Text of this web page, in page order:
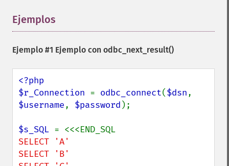
Ejemplos
Ejemplo #1 Ejemplo con odbc_next_result()
<?php
$r_Connection = odbc_connect($dsn
$username, $password );
$s_SQL
SELECT 'A'
SELECT 'B'